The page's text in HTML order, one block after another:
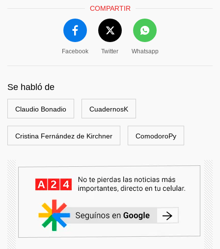
COMPARTIR
Facebook Twitter Whatsapp
Se habló de
Claudio Bonadio CuadernosK
Cristina Fernández de Kirchner ComodoroPy